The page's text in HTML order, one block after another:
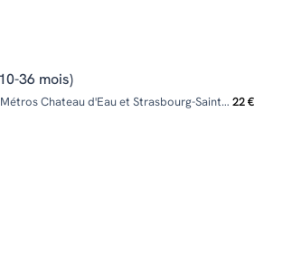
36 mois)
Paris - 10ème - Métros Chateau d'Eau et Strasbourg-Saint-Denis 22 €